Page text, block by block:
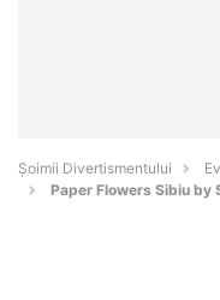
Şoimii Divertismentului
Paper Flowers Sibiu by